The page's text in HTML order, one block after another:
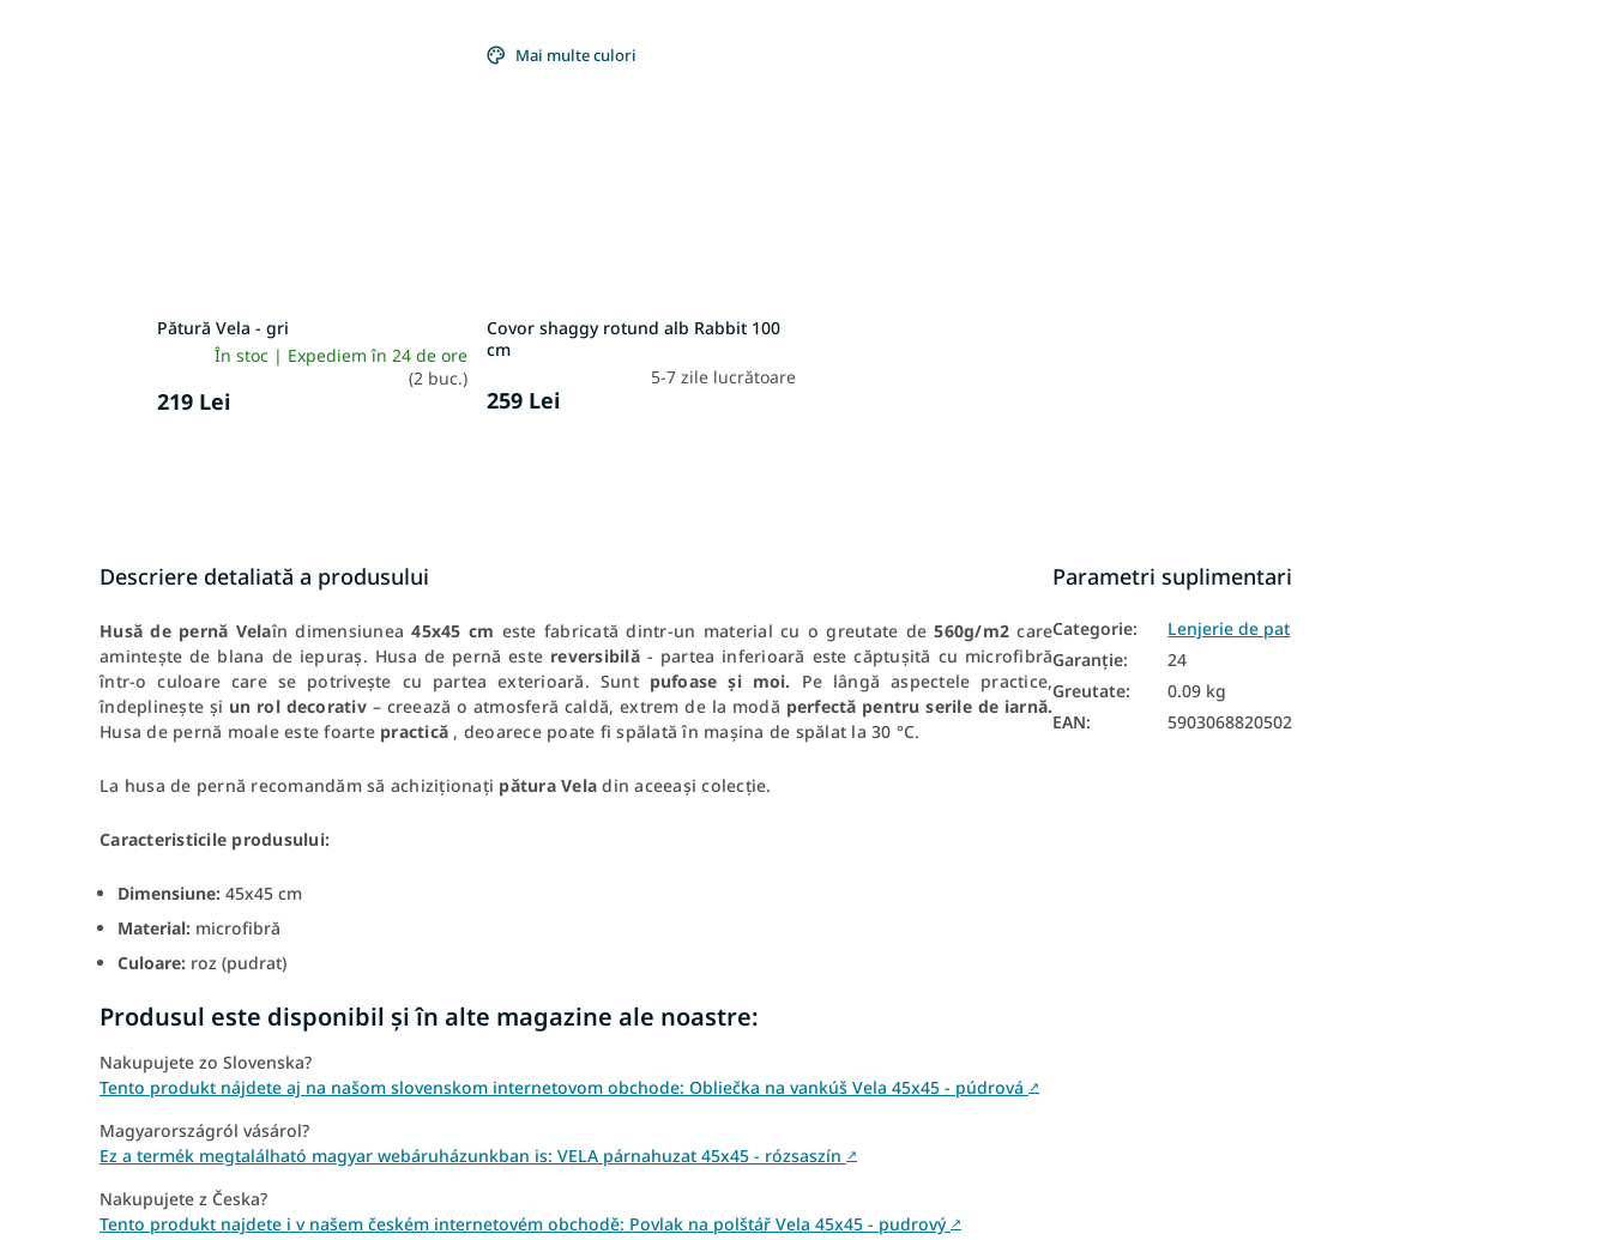
Pătură Vela - gri
În stoc | Expediem în 24 de ore
(2 buc.)
219 Lei
Mai multe culori
Covor shaggy rotund alb Rabbit 100
cm
5-7 zile lucrătoare
259 Lei
Descriere detaliată a produsului
Husă de pernă Velaîn dimensiunea 45x45 cm este fabricată dintr-un material cu o greutate de 560g/m2 care
amintește de blana de iepuraș. Husa de pernă este reversibilă - partea inferioară este căptușită cu microfibră
într-o culoare care se potrivește cu partea exterioară. Sunt pufoase și moi. Pe lângă aspectele practice,
îndeplinește și un rol decorativ – creează o atmosferă caldă, extrem de la modă perfectă pentru serile de iarnă.
Husa de pernă moale este foarte practică , deoarece poate fi spălată în mașina de spălat la 30 °C.
La husa de pernă recomandăm să achiziționați pătura Vela din aceeași colecție.
Caracteristicile produsului:
Dimensiune: 45x45 cm
Material: microfibră
Culoare: roz (pudrat)
Produsul este disponibil și în alte magazine ale noastre:
Nakupujete zo Slovenska?
Tento produkt nájdete aj na našom slovenskom internetovom obchode: Obliečka na vankúš Vela 45x45 - púdrová ↗
Magyarországról vásárol?
Ez a termék megtalálható magyar webáruházunkban is: VELA párnahuzat 45x45 - rózsaszín ↗
Nakupujete z Česka?
Tento produkt najdete i v našem českém internetovém obchodě: Povlak na polštář Vela 45x45 - pudrový ↗
Parametri suplimentari
Categorie:
Lenjerie de pat
Garanţie:
24
Greutate:
0.09 kg
EAN: 5903068820502